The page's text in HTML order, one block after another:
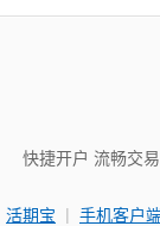
快捷开户 流畅交易
活期宝 | 手机客户